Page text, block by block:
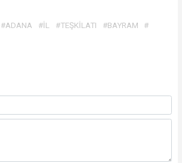
#ADANA #İL #TEŞKİLATI #BAYRAM #